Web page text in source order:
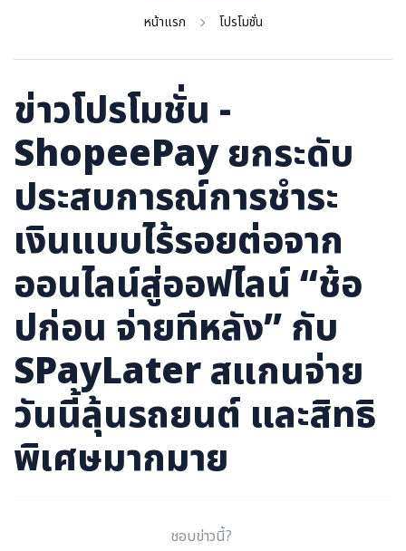
หน้าแรก โปรโมชั่น
ข่าวโปรโมชั่น -
ShopeePay ยกระดับ
ประสบการณ์การชำระ
เงินแบบไร้รอยต่อจาก
ออนไลน์สู่ออฟไลน์ “ช้อ
ปก่อน จ่ายทีหลัง” กับ
SPayLater สแกนจ่าย
วันนี้ลุ้นรถยนต์ และสิทธิ
พิเศษมากมาย
ชอบข่าวนี้?